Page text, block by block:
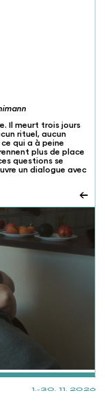
1.-30. 11. 2026
Il meurt trois jours
rituel, aucun
qui a à peine
plus de place
questions se
un dialogue avec
←